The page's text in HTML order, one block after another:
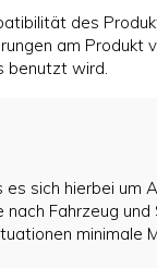
des
am Produkt
benutzt wird.
sich hierbei um
nach Fahrzeug und
minimale